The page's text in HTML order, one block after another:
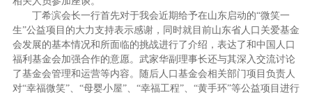
丁希滨会长一行首先对于我会近期给予在山东启动的“微笑一
生”公益项目的大力支持表示感谢，同时就目前山东省人口关爱基金
会发展的基本情况和所面临的挑战进行了介绍，表达了和中国人口
福利基金会加强合作的意愿。武家华副理事长还与其深入交流讨论
了基金会管理和运营等内容。随后人口基金会相关部门项目负责人
对“幸福微笑”、“母婴小屋”、“幸福工程”、“黄手环”等公益项目进行